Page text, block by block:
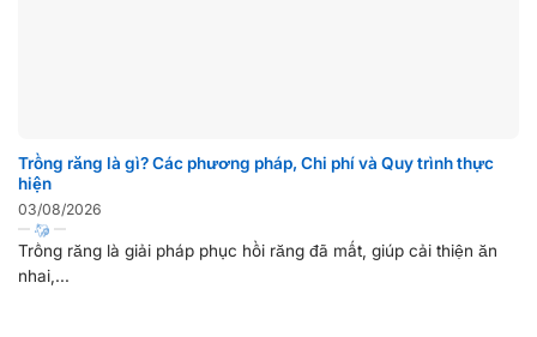
Trồng răng là gì? Các phương pháp, Chi phí và Quy trình thực
hiện
03/08/2026
Trồng răng là giải pháp phục hồi răng đã mất, giúp cải thiện ăn
nhai,...